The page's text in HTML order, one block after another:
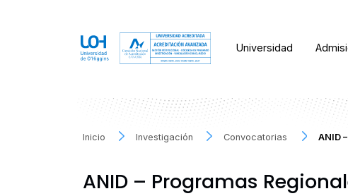
Universidad
Inicio Investigación Convocatorias ANID
ANID – Programas